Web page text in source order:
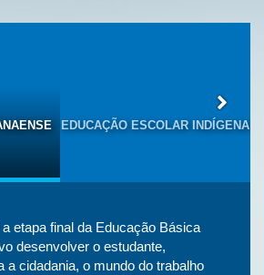
EDUCAÇÃO ESCOLAR INDÍGENA
etapa final da Educação Básica
desenvolver o estudante,
a cidadania, o mundo do trabalho